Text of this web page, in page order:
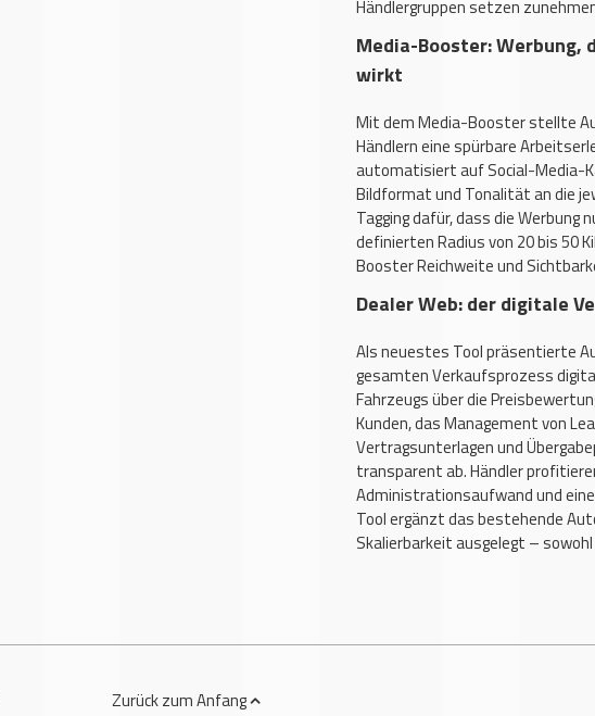
Händlergruppen setzen
Media-Booster:
wirkt
Mit dem Media-Booster stellte
Händlern eine spürbare
automatisiert auf Social-Media-
Bildformat und Tonalität an die
Tagging dafür, dass die Werbung
definierten Radius von 20 bis 50
Booster Reichweite und
Dealer Web: der digitale
Als neuestes Tool präsentierte
gesamten Verkaufsprozess
Fahrzeugs über die
Kunden, das Management von
Vertragsunterlagen und
transparent ab. Händler
Administrationsaufwand und
Tool ergänzt das bestehende
Skalierbarkeit ausgelegt –
Zurückzum Anfang